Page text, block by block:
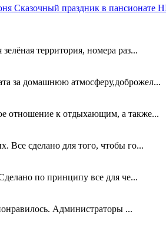
Сказочный праздник в пансионате
территория, номера раз...
за домашнюю атмосферу,доброжел...
отношение к отдыхающим, а также...
Все сделано для того, чтобы го...
по принципу все для че...
Администраторы ...